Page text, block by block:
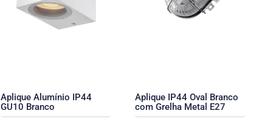
Aplique Alumínio IP44
GU10 Branco
Aplique IP44 Oval Branco
com Grelha Metal E27